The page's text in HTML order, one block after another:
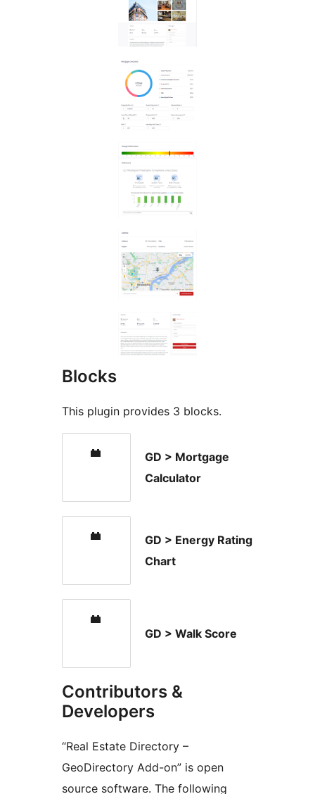
Blocks
This plugin provides 3 blocks.
GD > Mortgage
Calculator
GD > Energy Rating
Chart
GD > Walk Score
Contributors &
Developers
“Real Estate Directory –
GeoDirectory Add-on” is open
source software. The following